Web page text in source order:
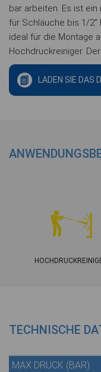
bar arbeiten. Es ist
für Schläuche bis 1/2"
ideal für die Montage
Hochdruckreiniger.
LADEN SIE DAS
TECHNISCHE
MAX DRUCK (BAR)